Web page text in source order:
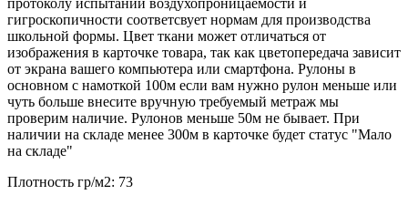
протоколу испытаний воздухопроницаемости и
гигроскопичности соответсвует нормам для производства
школьной формы. Цвет ткани может отличаться от
изображения в карточке товара, так как цветопередача зависит
от экрана вашего компьютера или смартфона. Рулоны в
основном с намоткой 100м если вам нужно рулон меньше или
чуть больше внесите вручную требуемый метраж мы
проверим наличие. Рулонов меньше 50м не бывает. При
наличии на складе менее 300м в карточке будет статус "Мало
на складе"
Плотность гр/м2: 73